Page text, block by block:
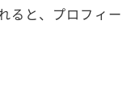
、プロフィー